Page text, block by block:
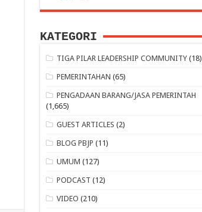
KATEGORI
TIGA PILAR LEADERSHIP COMMUNITY (18)
PEMERINTAHAN (65)
PENGADAAN BARANG/JASA PEMERINTAH
(1,665)
GUEST ARTICLES (2)
BLOG PBJP (11)
UMUM (127)
PODCAST (12)
VIDEO (210)